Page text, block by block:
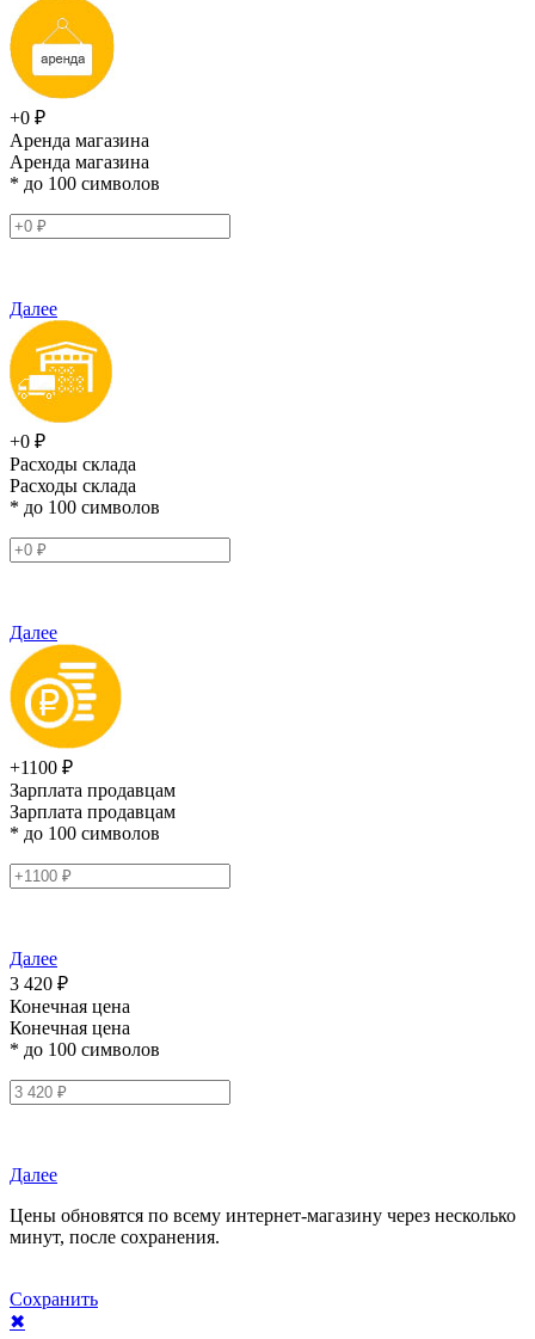
+0 ₽
Аренда магазина
Аренда магазина
* до 100 символов
Далее
+0 ₽
Расходы склада
Расходы склада
* до 100 символов
Далее
+1100 ₽
Зарплата продавцам
Зарплата продавцам
* до 100 символов
Далее
3 420 ₽
Конечная цена
Конечная цена
* до 100 символов
Далее
Цены обновятся по всему интернет-магазину через несколько
минут, после сохранения.
Сохранить
✖